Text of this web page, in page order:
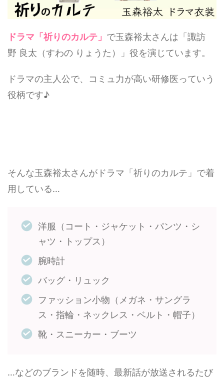
ドラマ「祈りのカルテ」 で玉森裕太さんは「諏訪
野 良太（すわの りょうた）」役を演じています。
ドラマの主人公で、コミュ力が高い研修医っていう
役柄です♪
そんな玉森裕太さんがドラマ「祈りのカルテ」で着
用している…
洋服（コート・ジャケット・パンツ・シ
ャツ・トップス）
腕時計
バッグ・リュック
ファッション小物（メガネ・サングラ
ス・指輪・ネックレス・ベルト・帽子）
靴・スニーカー・ブーツ
…などのブランドを随時、最新話が放送されるたび